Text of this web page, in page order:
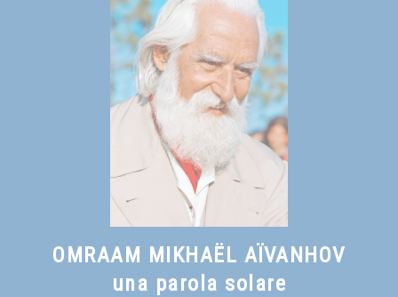
OMRAAM MIKHAËL AÏVANHOV
una parola solare